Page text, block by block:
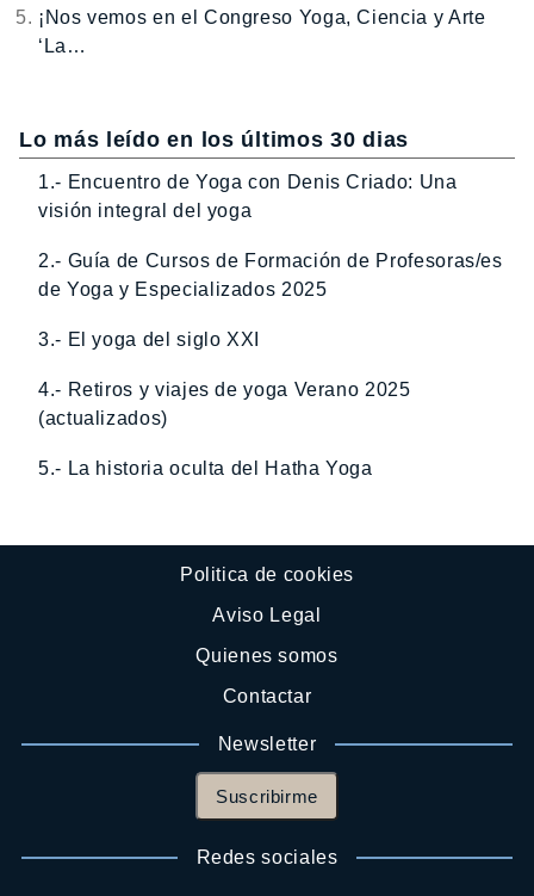
¡Nos vemos en el Congreso Yoga, Ciencia y Arte
‘La…
Lo más leído en los últimos 30 dias
1.- Encuentro de Yoga con Denis Criado: Una
visión integral del yoga
2.- Guía de Cursos de Formación de Profesoras/es
de Yoga y Especializados 2025
3.- El yoga del siglo XXI
4.- Retiros y viajes de yoga Verano 2025
(actualizados)
5.- La historia oculta del Hatha Yoga
Politica de cookies
Aviso Legal
Quienes somos
Contactar
Newsletter
Suscribirme
Redes sociales